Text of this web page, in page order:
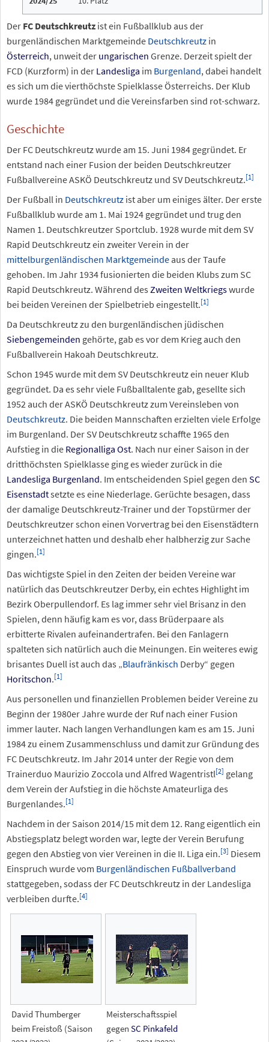
Der FC Deutschkreutz ist ein Fußballklub aus der
burgenländischen Marktgemeinde Deutschkreutz in
Österreich, unweit der ungarischen Grenze. Derzeit spielt der
FCD (Kurzform) in der Landesliga im Burgenland, dabei handelt
es sich um die vierthöchste Spielklasse Österreichs. Der Klub
wurde 1984 gegründet und die Vereinsfarben sind rot-schwarz.
Geschichte
Der FC Deutschkreutz wurde am 15. Juni 1984 gegründet. Er
entstand nach einer Fusion der beiden Deutschkreutzer
Fußballvereine ASKÖ Deutschkreutz und SV Deutschkreutz.[1]
Der Fußball in Deutschkreutz ist aber um einiges älter. Der erste
Fußballklub wurde am 1. Mai 1924 gegründet und trug den
Namen 1. Deutschkreutzer Sportclub. 1928 wurde mit dem SV
Rapid Deutschkreutz ein zweiter Verein in der
mittelburgenländischen Marktgemeinde aus der Taufe
gehoben. Im Jahr 1934 fusionierten die beiden Klubs zum SC
Rapid Deutschkreutz. Während des Zweiten Weltkriegswurde
bei beiden Vereinen der Spielbetrieb eingestellt.[1]
Da Deutschkreutz zu den burgenländischen jüdischen
Siebengemeinden gehörte, gab es vor dem Krieg auch den
Fußballverein Hakoah Deutschkreutz.
Schon 1945 wurde mit dem SV Deutschkreutz ein neuer Klub
gegründet. Da es sehr viele Fußballtalente gab, gesellte sich
1952 auch der ASKÖ Deutschkreutz zum Vereinsleben von
Deutschkreutz. Die beiden Mannschaften erzielten viele Erfolge
im Burgenland. Der SV Deutschkreutz schaffte 1965 den
Aufstieg in die Regionalliga Ost. Nach nur einer Saison in der
dritthöchsten Spielklasse ging es wieder zurück in die
Landesliga Burgenland. Im entscheidenden Spiel gegen den SC
Eisenstadtsetzte es eine Niederlage. Gerüchte besagen, dass
der damalige Deutschkreutz-Trainer und der Topstürmer der
Deutschkreutzer schon einen Vorvertrag bei den Eisenstädtern
unterzeichnet hatten und deshalb eher halbherzig zur Sache
gingen.[1]
Das wichtigste Spiel in den Zeiten der beiden Vereine war
natürlich das Deutschkreutzer Derby, ein echtes Highlight im
Bezirk Oberpullendorf. Es lag immer sehr viel Brisanz in den
Spielen, denn häufig kam es vor, dass Brüderpaare als
erbitterte Rivalen aufeinandertrafen. Bei den Fanlagern
spalteten sich natürlich auch die Meinungen. Ein weiteres ewig
brisantes Duell ist auch das „Blaufränkisch Derby“ gegen
Horitschon.[1]
Aus personellen und finanziellen Problemen beider Vereine zu
Beginn der 1980er Jahre wurde der Ruf nach einer Fusion
immer lauter. Nach langen Verhandlungen kam es am 15. Juni
1984 zu einem Zusammenschluss und damit zur Gründung des
FC Deutschkreutz. Im Jahr 2014 unter der Regie von dem
Trainerduo Maurizio Zoccola und Alfred Wagentristl[2] gelang
dem Verein der Aufstieg in die höchste Amateurliga des
Burgenlandes.[1]
Nachdem in der Saison 2014/15 mit dem 12. Rang eigentlich ein
Abstiegsplatz belegt worden war, legte der Verein Berufung
gegen den Abstieg von vier Vereinen in die II. Liga ein.[3] Diesem
Einspruch wurde vom Burgenländischen Fußballverband
stattgegeben, sodass der FC Deutschkreutz in der Landesliga
verbleiben durfte.[4]
David Thumberger
beim Freistoß (Saison
Meisterschaftsspiel
gegen SC Pinkafeld